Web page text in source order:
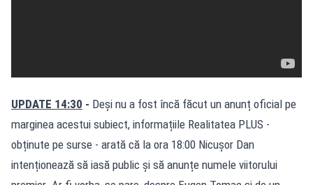
UPDATE 14:30 - Deși nu a fost încă făcut un anunț oficial pe
marginea acestui subiect, informațiile Realitatea PLUS -
obținute pe surse - arată că la ora 18:00 Nicușor Dan
intenționează să iasă public și să anunțe numele viitorului